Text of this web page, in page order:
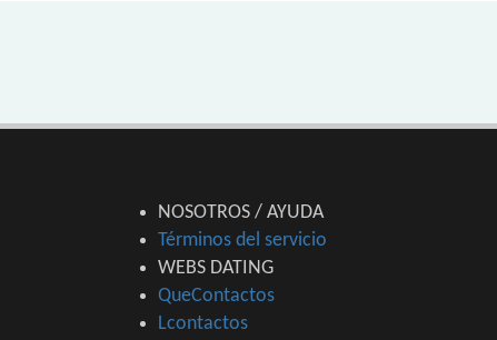
NOSOTROS / AYUDA
Términos del servicio
WEBS DATING
QueContactos
Lcontactos